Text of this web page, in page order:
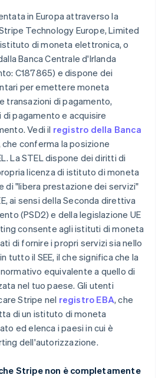
in Europa attraverso la
Technology Europe, Limited
istituto di moneta elettronica, o
Banca Centrale d'Irlanda
C187865) e dispone dei
per emettere moneta
transazioni di pagamento,
pagamento e acquisire
Vedi il registro della Banca
che conferma la posizione
La STEL dispone dei diritti di
licenza di istituto di moneta
di "libera prestazione dei servizi"
ai sensi della Seconda direttiva
(PSD2) e della legislazione UE
consente agli istituti di moneta
di fornire i propri servizi sia nello
tutto il SEE, il che significa che la
equivalente a quello di
nel tuo paese. Gli utenti
Stripe nel registro EBA, che
di un istituto di moneta
ed elenca i paesi in cui è
dell'autorizzazione.
Stripe non è completamente